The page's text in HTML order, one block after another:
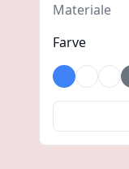
Materiale
Farve
Blå Brun